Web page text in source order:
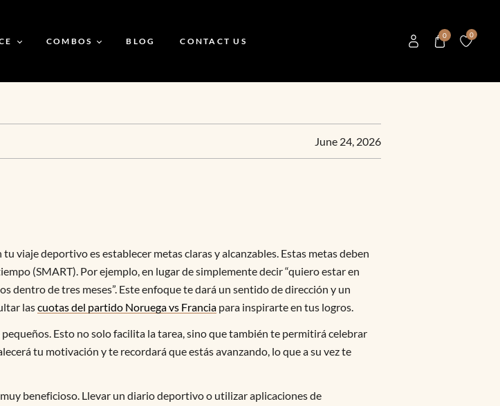
COMBOS
CBC Eye Elegance Duo
Kit
BLOG CONTACT US
0 0
June 24, 2026
viaje deportivo es establecer metas claras y alcanzables. Estas metas deben
(SMART). Por ejemplo, en lugar de simplemente decir “quiero estar en
dentro de tres meses”. Este enfoque te dará un sentido de dirección y un
lascuotas del partido Noruega vs Francia para inspirarte en tus logros.
Esto no solo facilita la tarea, sino que también te permitirá celebrar
tu motivación y te recordará que estás avanzando, lo que a su vez te
beneficioso. Llevar un diario deportivo o utilizar aplicaciones de